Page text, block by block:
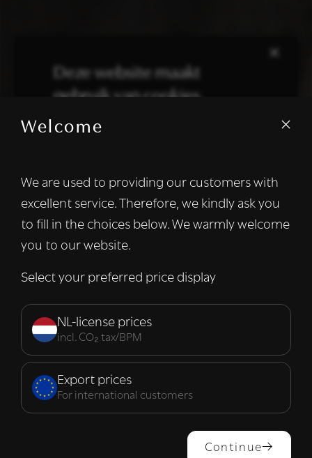
Welcome
We are used to providing our customers with
excellent service. Therefore, we kindly ask you
to fill in the choices below. We warmly welcome
you to our website.
Select your preferred price display
NL-license prices
incl. CO₂ tax/BPM
Export prices
For international customers
Continue
×
Deze website maakt
gebruik van cookies.
We gebruiken cookies om inhoud en
informatie over uw gebruik van onze site
met onze advertentie- en analysepartners,
die deze kunnen combineren met andere
informatie die u aan hen heeft verstrekt of
van hun diensten. Lees verder
Strikt
noodzakelijk
Prestatie Targeting
ALLES ACCEPTEREN